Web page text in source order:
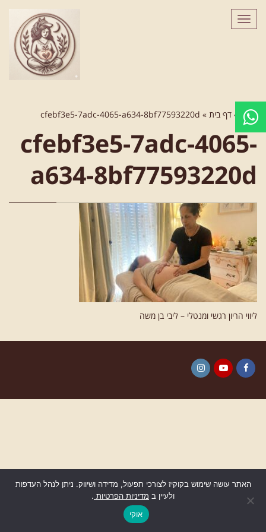
לתוכן
תפריט
ראשי » דף בית »
cfebf3e5-7adc-4065-a634-8bf77593220d
cfebf3e5-7adc-4065-
a634-8bf77593220d
ליווי הריון רגשי ומנטלי – ליבי בן משה
גלילה
האתר עושה שימוש בקוקיז לצורכי תפעול, מדידה ושיווק. ניתן לנהל העדפות
ולעיין ב מדיניות הפרטיות .
אוקי